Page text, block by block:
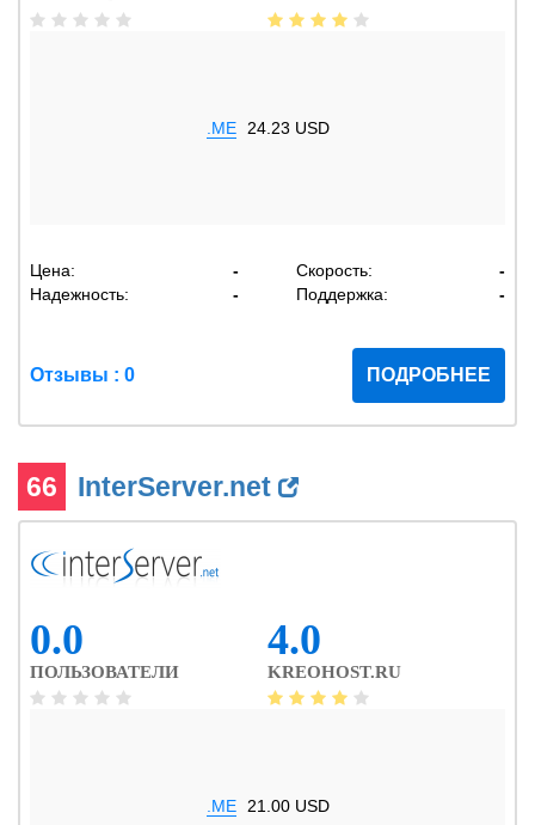
.ME 24.23 USD
Цена: - Скорость:
-
Надежность:
- Поддержка: -
Отзывы : 0 ПОДРОБНЕЕ
66 InterServer.net
0.0
ПОЛЬЗОВАТЕЛИ
4.0
KREOHOST.RU
.ME 21.00 USD